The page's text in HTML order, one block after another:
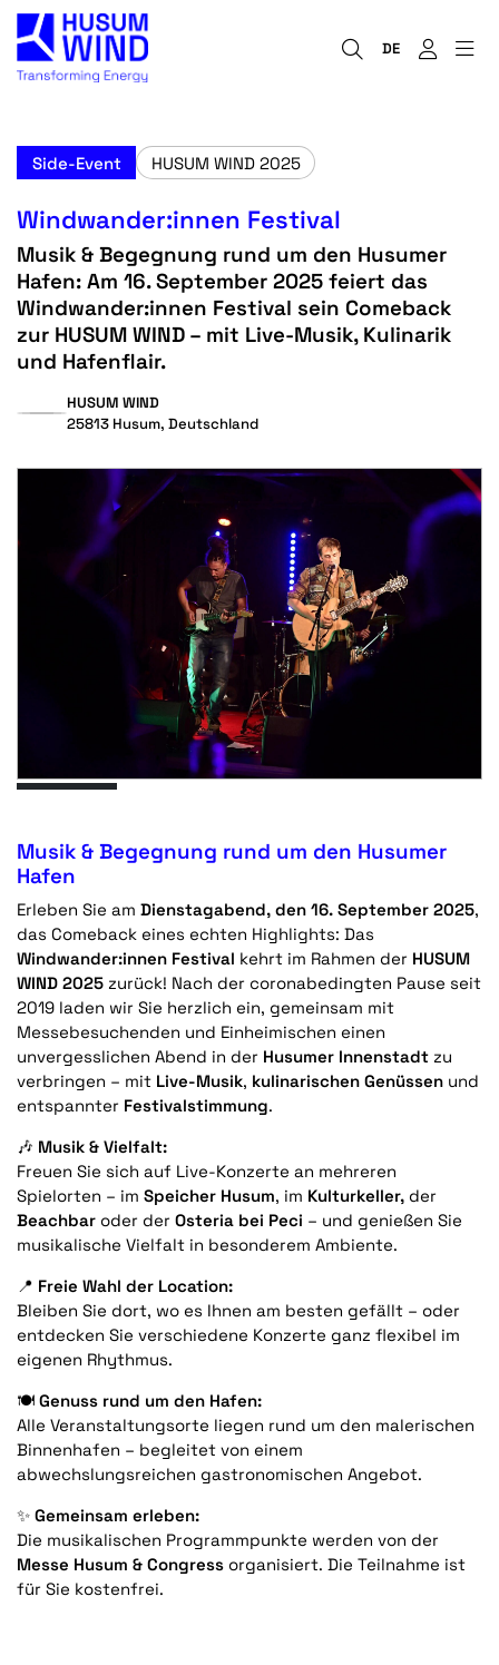
DE
Side-Event HUSUM WIND 2025
Windwander:innen Festival
Musik & Begegnung rund um den Husumer
Hafen: Am 16. September 2025 feiert das
Windwander:innen Festival sein Comeback
zur HUSUM WIND – mit Live-Musik, Kulinarik
und Hafenflair.
HUSUM WIND
25813 Husum, Deutschland
Musik & Begegnung rund um den Husumer
Hafen
Erleben Sie am Dienstagabend, den 16. September 2025,
das Comeback eines echten Highlights: Das
Windwander:innen Festival kehrt im Rahmen der HUSUM
WIND 2025 zurück! Nach der coronabedingten Pause seit
2019 laden wir Sie herzlich ein, gemeinsam mit
Messebesuchenden und Einheimischen einen
unvergesslichen Abend in der Husumer Innenstadt zu
verbringen – mit Live-Musik, kulinarischen Genüssen und
entspannter Festivalstimmung.
🎶 Musik & Vielfalt:
Freuen Sie sich auf Live-Konzerte an mehreren
Spielorten – im Speicher Husum, im Kulturkeller, der
Beachbar oder der Osteria bei Peci – und genießen Sie
musikalische Vielfalt in besonderem Ambiente.
📍 Freie Wahl der Location:
Bleiben Sie dort, wo es Ihnen am besten gefällt – oder
entdecken Sie verschiedene Konzerte ganz flexibel im
eigenen Rhythmus.
🍽️ Genuss rund um den Hafen:
Alle Veranstaltungsorte liegen rund um den malerischen
Binnenhafen – begleitet von einem
abwechslungsreichen gastronomischen Angebot.
✨ Gemeinsam erleben:
Die musikalischen Programmpunkte werden von der
Messe Husum & Congress organisiert. Die Teilnahme ist
für Sie kostenfrei.